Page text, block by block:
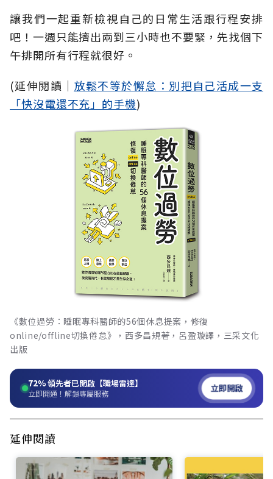
讓我們一起重新檢視自己的日常生活跟行程安排
吧！一週只能擠出兩到三小時也不要緊，先找個下
午排開所有行程就很好。
(延伸閱讀│ 放鬆不等於懈怠：別把自己活成一支
「快沒電還不充」的手機)
《數位過勞：睡眠專科醫師的56個休息提案，修復
online/offline切換倦怠》，西多昌規著，呂盈璇譯，三采文化
出版
72%領先者已開啟【職場雷達】
立即開通！解鎖專屬服務 立即開啟
延伸閱讀